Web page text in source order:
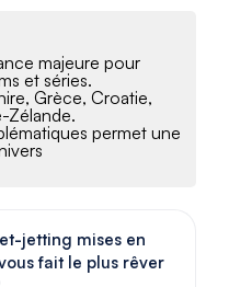
majeure pour
et séries.
Grèce, Croatie,
Zélande.
permet une
jetting mises en
fait le plus rêver